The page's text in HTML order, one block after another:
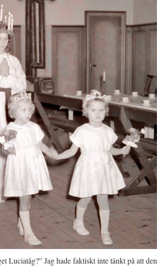
Luciatåg?” Jag hade faktiskt inte tänkt på att den